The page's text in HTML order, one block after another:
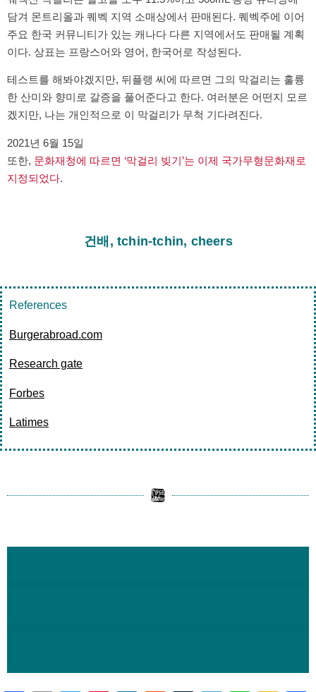
담겨 몬트리올과 퀘벡 지역 소매상에서 판매된다. 퀘벡주에 이어
주요 한국 커뮤니티가 있는 캐나다 다른 지역에서도 판매될 계획
이다. 상표는 프랑스어와 영어, 한국어로 작성된다.
테스트를 해봐야겠지만, 뒤플랭 씨에 따르면 그의 막걸리는 훌륭
한 산미와 향미로 갈증을 풀어준다고 한다. 여러분은 어떤지 모르
겠지만, 나는 개인적으로 이 막걸리가 무척 기다려진다.
2021년 6월 15일
또한, 문화재청에 따르면 ‘막걸리 빚기’는 이제 국가무형문화재로
지정되었다.
건배, tchin-tchin, cheers
References
Burgerabroad.com
Research gate
Forbes
Latimes